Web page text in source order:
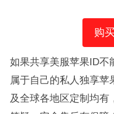
购
如果共享美服苹果ID不
属于自己的私人独享苹
及全球各地区定制均有